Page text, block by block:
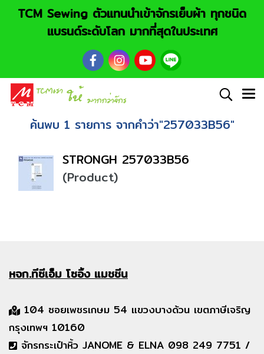
TCM Sewing ตัวแทนนำเข้าจักรเย็บผ้า ทุกชนิด
แบรนด์ระดับโลก มากที่สุดในประเทศ
ค้นพบ 1 รายการ จากคำว่า"257033B56"
STRONGH 257033B56
(Product)
หจก.ทีซีเอ็มโซอิ้ง แมชชีน
104 ซอยเพชรเกษม 54 แขวงบางด้วน เขตภาษีเจริญ
กรุงเทพฯ 10160
จักรกระเป๋าหิ้ว JANOME & ELNA 098 249 7751 /